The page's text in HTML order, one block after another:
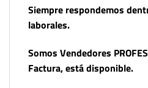
Siempre respondemos
laborales.
Somos Vendedores
Factura, está disponible.